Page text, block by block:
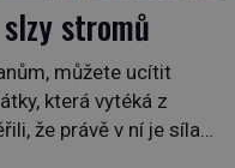
stromů
můžete ucítit
která vytéká z
že právě v ní je síla